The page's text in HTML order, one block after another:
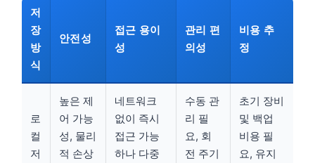
저
장
방
식
안전성
접근 용이
성
관리 편
의성
비용 추
정
로
컬
저
높은 제
어 가능
성, 물리
적 손상
네트워크
없이 즉시
접근 가능
하나 다중
수동 관
리 필
요, 회
전 주기
초기 장비
및 백업
비용 필
요, 유지